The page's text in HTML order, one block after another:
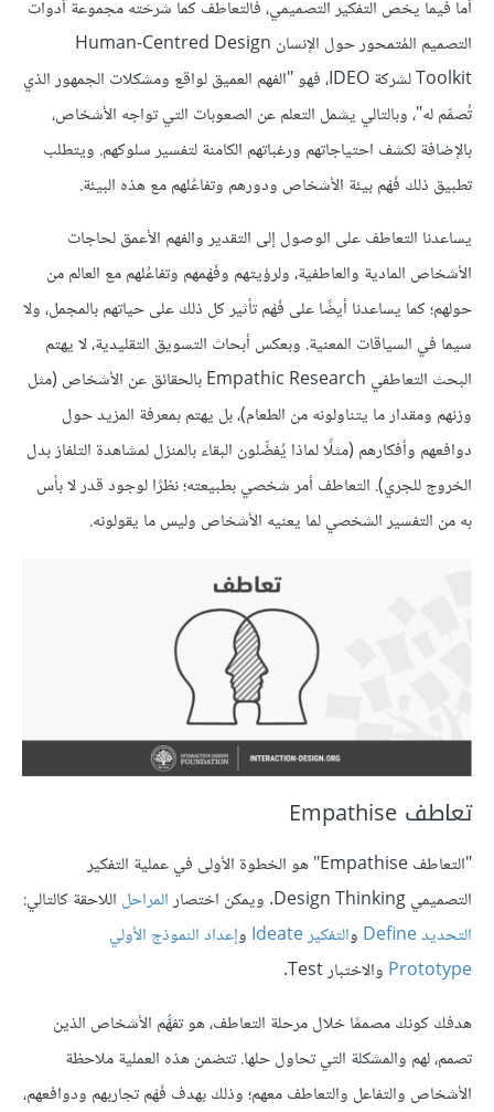
أما فيما يخص التفكير التصميمي، فالتعاطف كما شرحَته مجموعة أدوات
التصميم المُتمحور حول الإنسان Human-Centred Design
Toolkit لشركة IDEO، فهو "الفهم العميق لواقع ومشكلات الجمهور الذي
تُصمِّم له"، وبالتالي يشمل التعلم عن الصعوبات التي تواجه الأشخاص،
بالإضافة لكشف احتياجاتهم ورغباتهم الكامنة لتفسير سلوكهم. ويتطلب
تطبيق ذلك فَهْم بيئة الأشخاص ودورهم وتفاعُلهم مع هذه البيئة.
يساعدنا التعاطف على الوصول إلى التقدير والفهم الأعمق لحاجات
الأشخاص المادية والعاطفية، ولرؤيتهم وفَهْمهم وتفاعُلهم مع العالم من
حولهم؛ كما يساعدنا أيضًا على فَهْم تأثير كل ذلك على حياتهم بالمجمل، ولا
سيما في السياقات المعنية. وبعكس أبحاث التسويق التقليدية، لا يهتم
البحث التعاطفي Empathic Research بالحقائق عن الأشخاص (مثل
وزنهم ومقدار ما يتناولونه من الطعام)، بل يهتم بمعرفة المزيد حول
دوافعهم وأفكارهم (مثلًا لماذا يُفضِّلون البقاء بالمنزل لمشاهدة التلفاز بدل
الخروج للجري). التعاطف أمر شخصي بطبيعته؛ نظرًا لوجود قدر لا بأس
به من التفسير الشخصي لما يعنيه الأشخاص وليس ما يقولونه.
تعاطف Empathise
"التعاطف Empathise" هو الخطوة الأولى في عملية التفكير
التصميمي Design Thinking. ويمكن اختصار
المراحل اللاحقة كالتالي:
التحديد Define
والتفكير Ideate وإعداد النموذج الأولي
Prototype والاختبار Test.
هدفك كونك مصممًا خلال مرحلة التعاطف، هو تفهُّم الأشخاص الذين
تصمم، لهم والمشكلة التي تحاول حلها. تتضمن هذه العملية ملاحظة
الأشخاص والتفاعل والتعاطف معهم؛ وذلك بهدف فَهْم تجاربهم ودوافعهم،